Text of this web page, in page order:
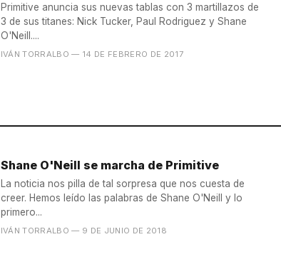
Primitive anuncia sus nuevas tablas con 3 martillazos de
3 de sus titanes: Nick Tucker, Paul Rodriguez y Shane
O'Neill....
IVÁN TORRALBO — 14 DE FEBRERO DE 2017
Shane O'Neill se marcha de Primitive
La noticia nos pilla de tal sorpresa que nos cuesta de
creer. Hemos leído las palabras de Shane O'Neill y lo
primero...
IVÁN TORRALBO — 9 DE JUNIO DE 2018